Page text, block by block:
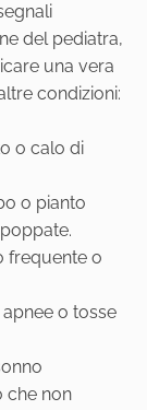
del pediatra,
una vera
condizioni:
o calo di
o pianto
frequente o
o tosse
che non